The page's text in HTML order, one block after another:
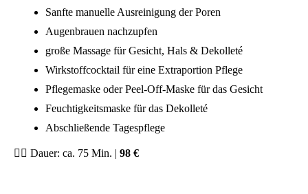
Sanfte manuelle Ausreinigung der Poren
Augenbrauen nachzupfen
große Massage für Gesicht, Hals & Dekolleté
Wirkstoffcocktail für eine Extraportion Pflege
Pflegemaske oder Peel-Off-Maske für das Gesicht
Feuchtigkeitsmaske für das Dekolleté
Abschließende Tagespflege
💆‍♀️ Dauer: ca. 75 Min. | 98 €